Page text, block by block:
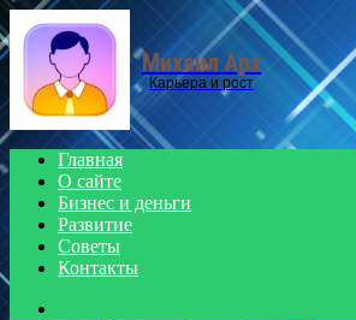
Menu
Михаил Арх
Карьера и рост
Главная
О сайте
Бизнес и деньги
Развитие
Советы
Контакты